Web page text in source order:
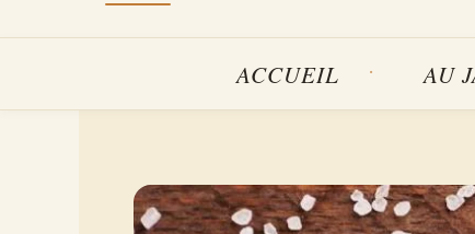
ACCUEIL AU